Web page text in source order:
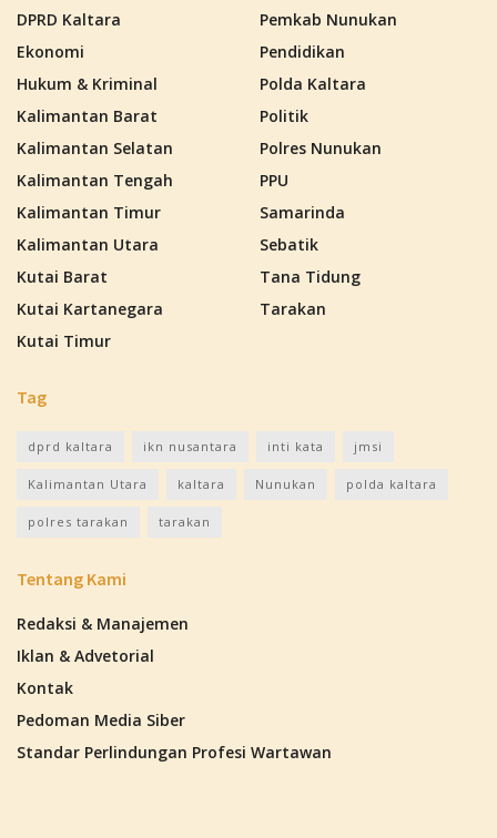
DPRD Kaltara
Ekonomi
Hukum & Kriminal
Kalimantan Barat
Kalimantan Selatan
Kalimantan Tengah
Kalimantan Timur
Kalimantan Utara
Kutai Barat
Kutai Kartanegara
Kutai Timur
Pemkab Nunukan
Pendidikan
Polda Kaltara
Politik
Polres Nunukan
PPU
Samarinda
Sebatik
Tana Tidung
Tarakan
Tag
dprd kaltara ikn nusantara inti kata jmsi
Kalimantan Utara kaltara Nunukan polda kaltara
polres tarakan tarakan
Tentang Kami
Redaksi & Manajemen
Iklan & Advetorial
Kontak
Pedoman Media Siber
Standar Perlindungan Profesi Wartawan